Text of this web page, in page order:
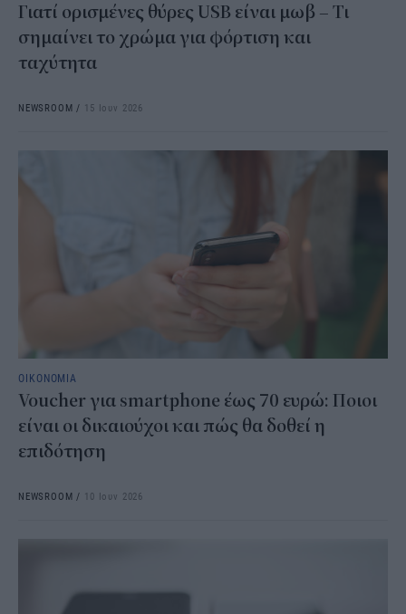
Γιατί ορισμένες θύρες USB είναι μωβ – Τι
σημαίνει το χρώμα για φόρτιση και
ταχύτητα
NEWSROOM / 15 Ιουν 2026
ΟΙΚΟΝΟΜΙΑ
Voucher για smartphone έως 70 ευρώ: Ποιοι
είναι οι δικαιούχοι και πώς θα δοθεί η
επιδότηση
NEWSROOM / 10 Ιουν 2026